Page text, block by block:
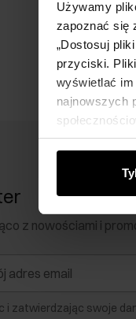
Używamy
zapoznać się
„Dostosuj
przyciski.
wyświetlać
najnowszych
od Ciebie lub
z nowościami i
i zatwierdzając swoje